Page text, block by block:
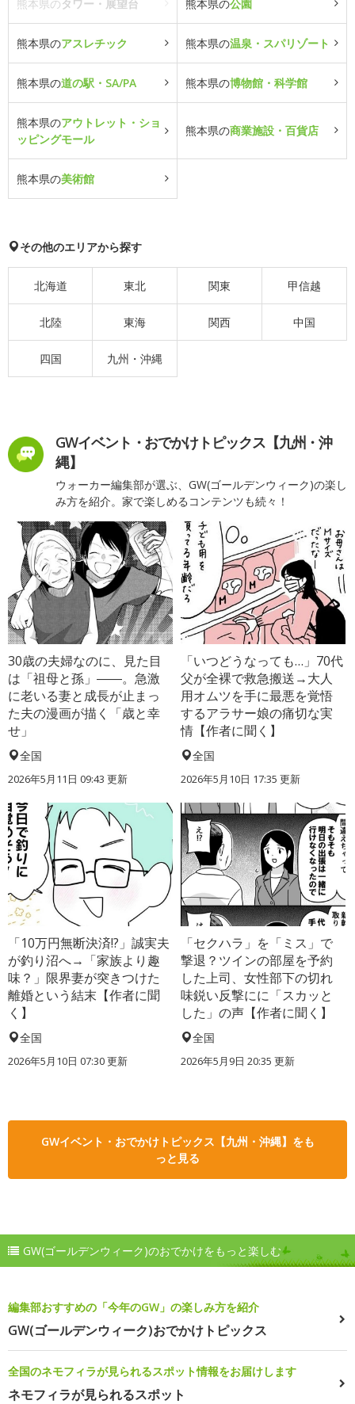
熊本県のタワー・展望台 熊本県の公園
熊本県のアスレチック 熊本県の温泉・スパリゾート
熊本県の道の駅・SA/PA 熊本県の博物館・科学館
熊本県のアウトレット・ショ
ッピングモール
熊本県の商業施設・百貨店
熊本県の美術館
その他のエリアから探す
北海道 東北 関東 甲信越
北陸 東海 関西 中国
四国 九州・沖縄
GWイベント・おでかけトピックス【九州・沖
縄】
ウォーカー編集部が選ぶ、GW(ゴールデンウィーク)の楽し
み方を紹介。家で楽しめるコンテンツも続々！
30歳の夫婦なのに、見た目
は「祖母と孫」――。急激
に老いる妻と成長が止まっ
た夫の漫画が描く「歳と幸
せ」
全国
2026年5月11日 09:43 更新
「いつどうなっても…」70代
父が全裸で救急搬送→大人
用オムツを手に最悪を覚悟
するアラサー娘の痛切な実
情【作者に聞く】
全国
2026年5月10日 17:35 更新
「10万円無断決済!?」誠実夫
が釣り沼へ→「家族より趣
味？」限界妻が突きつけた
離婚という結末【作者に聞
く】
全国
2026年5月10日 07:30 更新
「セクハラ」を「ミス」で
撃退？ツインの部屋を予約
した上司、女性部下の切れ
味鋭い反撃にに「スカッと
した」の声【作者に聞く】
全国
2026年5月9日 20:35 更新
GWイベント・おでかけトピックス【九州・沖縄】をも
っと見る
GW(ゴールデンウィーク)のおでかけをもっと楽しむ
編集部おすすめの「今年のGW」の楽しみ方を紹介
GW(ゴールデンウィーク)おでかけトピックス
全国のネモフィラが見られるスポット情報をお届けします
ネモフィラが見られるスポット